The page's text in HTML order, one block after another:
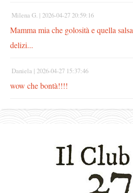
Milena G. | 2026-04-27 20:59:16
Mamma mia che golosità e quella
delizi...
Daniela | 2026-04-27 15:37:46
wow che bontà!!!!